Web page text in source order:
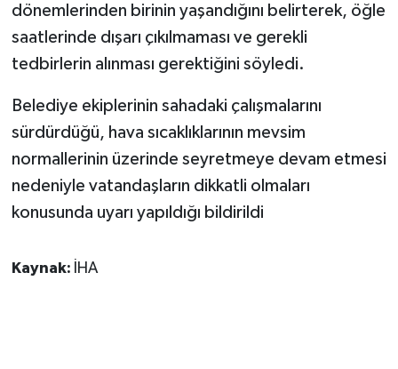
dönemlerinden birinin yaşandığını belirterek, öğle
saatlerinde dışarı çıkılmaması ve gerekli
tedbirlerin alınması gerektiğini söyledi.
Belediye ekiplerinin sahadaki çalışmalarını
sürdürdüğü, hava sıcaklıklarının mevsim
normallerinin üzerinde seyretmeye devam etmesi
nedeniyle vatandaşların dikkatli olmaları
konusunda uyarı yapıldığı bildirildi
Kaynak: İHA
Yerel Haberler